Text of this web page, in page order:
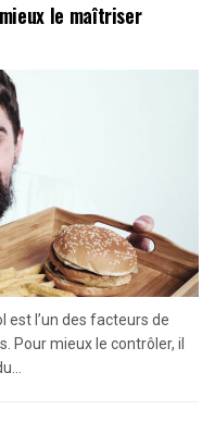
le maîtriser
est l’un des facteurs de
Pour mieux le contrôler, il